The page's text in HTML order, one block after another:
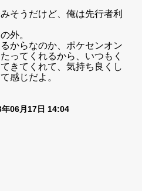
そうだけど、俺は先行者利
外。
からなのか、ポケセンオン
ってくれるから、いつもく
きてくれて、気持ち良くし
感じだよ。
06月17日 14:04